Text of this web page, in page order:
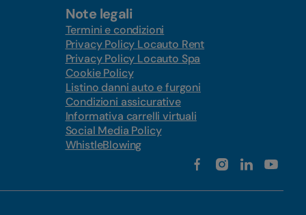
Note legali
Termini e condizioni
Privacy Policy Locauto Rent
Privacy Policy Locauto Spa
Cookie Policy
Listino danni auto e furgoni
Condizioni assicurative
Informativa carrelli virtuali
Social Media Policy
WhistleBlowing